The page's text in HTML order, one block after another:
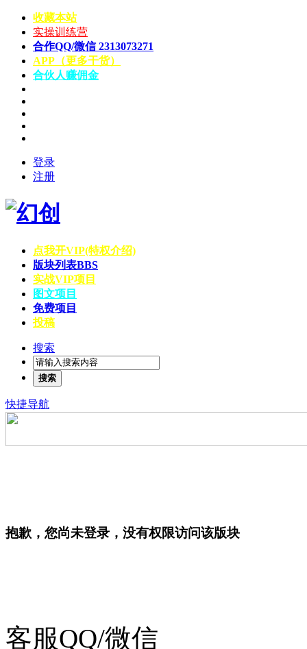
收藏本站
实操训练营
合作QQ/微信 2313073271
APP（更多干货）
合伙人赚佣金
登录
注册
点我开VIP(特权介绍)
版块列表BBS
实战VIP项目
图文项目
免费项目
投稿
搜索
搜索
快捷导航
抱歉，您尚未登录，没有权限访问该版块
客服QQ/微信